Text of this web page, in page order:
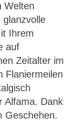
Welten
glanzvolle
Ihrem
auf
Zeitalter im
Flaniermeilen
Alfama. Dank
Geschehen.